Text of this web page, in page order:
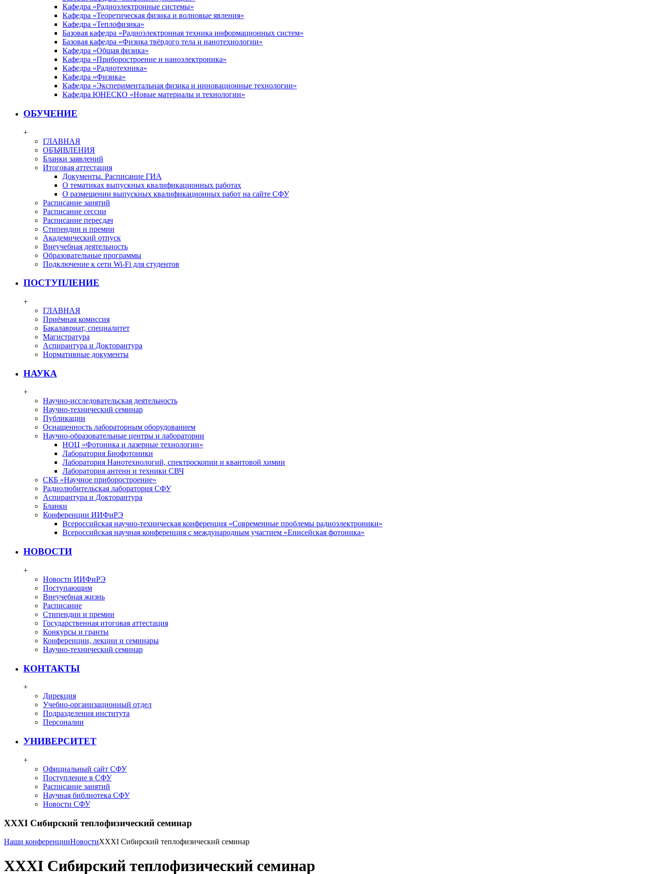
Кафедра «Радиоэлектронные системы»
Кафедра «Теоретическая физика и волновые явления»
Кафедра «Теплофизика»
Базовая кафедра «Радиоэлектронная техника информационных систем»
Базовая кафедра «Физика твёрдого тела и нанотехнологии»
Кафедра «Общая физика»
Кафедра «Приборостроение и наноэлектроника»
Кафедра «Радиотехника»
Кафедра «Физика»
Кафедра «Экспериментальная физика и инновационные технологии»
Кафедра ЮНЕСКО «Новые материалы и технологии»
ОБУЧЕНИЕ
+
ГЛАВНАЯ
ОБЪЯВЛЕНИЯ
Бланки заявлений
Итоговая аттестация
Документы. Расписание ГИА
О тематиках выпускных квалификационных работах
О размещении выпускных квалификационных работ на сайте СФУ
Расписание занятий
Расписание сессии
Расписание пересдач
Стипендии и премии
Академический отпуск
Внеучебная деятельность
Образовательные программы
Подключение к сети Wi-Fi для студентов
ПОСТУПЛЕНИЕ
+
ГЛАВНАЯ
Приёмная комиссия
Бакалавриат, специалитет
Магистратура
Аспирантура и Докторантура
Нормативные документы
НАУКА
+
Научно-исследовательская деятельность
Научно-технический семинар
Публикации
Оснащенность лабораторным оборудованием
Научно-образовательные центры и лаборатории
НОЦ «Фотоника и лазерные технологии»
Лаборатория Биофотоники
Лаборатория Нанотехнологий, спектроскопии и квантовой химии
Лаборатория антенн и техники СВЧ
СКБ «Научное приборостроение»
Радиолюбительская лаборатория СФУ
Аспирантура и Докторантура
Бланки
Конференции ИИФиРЭ
Всероссийская научно-техническая конференция «Современные проблемы радиоэлектроники»
Всероссийская научная конференция с международным участием «Енисейская фотоника»
НОВОСТИ
+
Новости ИИФиРЭ
Поступающим
Внеучебная жизнь
Расписание
Стипендии и премии
Государственная итоговая аттестация
Конкурсы и гранты
Конференции, лекции и семинары
Научно-технический семинар
КОНТАКТЫ
+
Дирекция
Учебно-организационный отдел
Подразделения института
Персоналии
УНИВЕРСИТЕТ
+
Официальный сайт СФУ
Поступление в СФУ
Расписание занятий
Научная библиотека СФУ
Новости СФУ
XXXI Сибирский теплофизический семинар
Наши конференцииНовостиXXXI Сибирский теплофизический семинар
XXXI Сибирский теплофизический семинар